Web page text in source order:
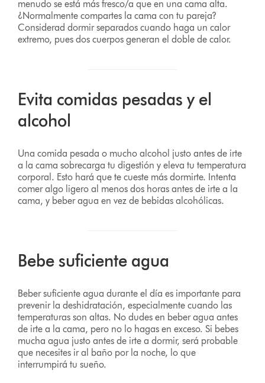
menudo se está más fresco/a que en una cama alta.
¿Normalmente compartes la cama con tu pareja?
Considerad dormir separados cuando haga un calor
extremo, pues dos cuerpos generan el doble de calor.
Evita comidas pesadas y el
alcohol
Una comida pesada o mucho alcohol justo antes de irte
a la cama sobrecarga tu digestión y eleva tu temperatura
corporal. Esto hará que te cueste más dormirte. Intenta
comer algo ligero al menos dos horas antes de irte a la
cama, y beber agua en vez de bebidas alcohólicas.
Bebe suficiente agua
Beber suficiente agua durante el día es importante para
prevenir la deshidratación, especialmente cuando las
temperaturas son altas. No dudes en beber agua antes
de irte a la cama, pero no lo hagas en exceso. Si bebes
mucha agua justo antes de irte a dormir, será probable
que necesites ir al baño por la noche, lo que
interrumpirá tu sueño.